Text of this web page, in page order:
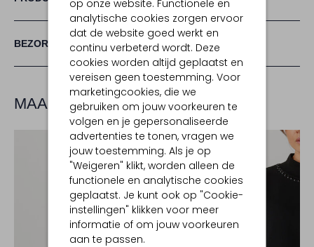
op onze website. Functionele en
analytische cookies zorgen ervoor
dat de website goed werkt en
continu verbeterd wordt. Deze
cookies worden altijd geplaatst en
vereisen geen toestemming. Voor
marketingcookies, die we
gebruiken om jouw voorkeuren te
volgen en je gepersonaliseerde
advertenties te tonen, vragen we
jouw toestemming. Als je op
"Weigeren" klikt, worden alleen de
functionele en analytische cookies
geplaatst. Je kunt ook op "Cookie-
instellingen" klikken voor meer
informatie of om jouw voorkeuren
aan te passen.
BEZORGEN & RETOURNEREN
MAAK JE LOOK COMPLEET